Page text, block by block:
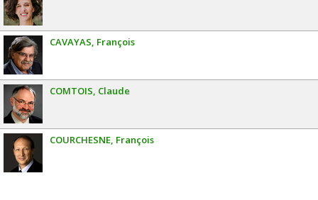
CAVAYAS François
COMTOIS Claude
COURCHESNE François